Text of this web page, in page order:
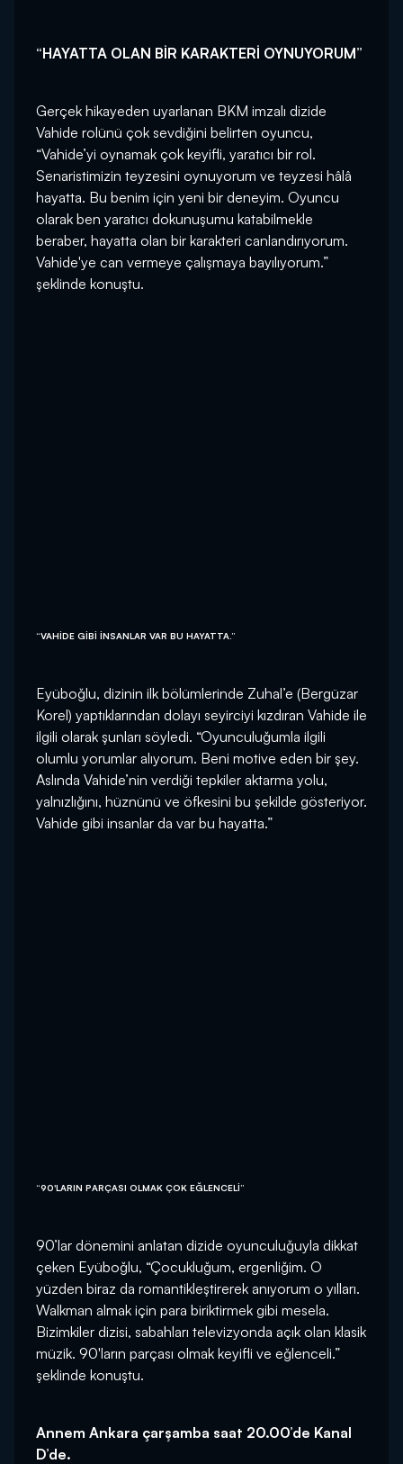
“HAYATTA OLAN BİR KARAKTERİ OYNUYORUM”
Gerçek hikayeden uyarlanan BKM imzalı dizide
Vahide rolünü çok sevdiğini belirten oyuncu,
“Vahide’yi oynamak çok keyifli, yaratıcı bir rol.
Senaristimizin teyzesini oynuyorum ve teyzesi hâlâ
hayatta. Bu benim için yeni bir deneyim. Oyuncu
olarak ben yaratıcı dokunuşumu katabilmekle
beraber, hayatta olan bir karakteri canlandırıyorum.
Vahide'ye can vermeye çalışmaya bayılıyorum.”
şeklinde konuştu.
“VAHİDE GİBİ İNSANLAR VAR BU HAYATTA.”
Eyüboğlu, dizinin ilk bölümlerinde Zuhal’e (Bergüzar
Korel) yaptıklarından dolayı seyirciyi kızdıran Vahide ile
ilgili olarak şunları söyledi. “Oyunculuğumla ilgili
olumlu yorumlar alıyorum. Beni motive eden bir şey.
Aslında Vahide’nin verdiği tepkiler aktarma yolu,
yalnızlığını, hüznünü ve öfkesini bu şekilde gösteriyor.
Vahide gibi insanlar da var bu hayatta.”
“90'LARIN PARÇASI OLMAK ÇOK EĞLENCELİ”
90’lar dönemini anlatan dizide oyunculuğuyla dikkat
çeken Eyüboğlu, “Çocukluğum, ergenliğim. O
yüzden biraz da romantikleştirerek anıyorum o yılları.
Walkman almak için para biriktirmek gibi mesela.
Bizimkiler dizisi, sabahları televizyonda açık olan klasik
müzik. 90'ların parçası olmak keyifli ve eğlenceli.”
şeklinde konuştu.
Annem Ankara çarşamba saat 20.00’de Kanal
D’de.